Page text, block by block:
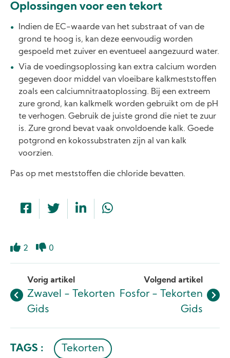
Oplossingen voor een tekort
Indien de EC-waarde van het substraat of van de
grond te hoog is, kan deze eenvoudig worden
gespoeld met zuiver en eventueel aangezuurd water.
Via de voedingsoplossing kan extra calcium worden
gegeven door middel van vloeibare kalkmeststoffen
zoals een calciumnitraatoplossing. Bij een extreem
zure grond, kan kalkmelk worden gebruikt om de pH
te verhogen. Gebruik de juiste grond die niet te zuur
is. Zure grond bevat vaak onvoldoende kalk. Goede
potgrond en kokossubstraten zijn al van kalk
voorzien.
Pas op met meststoffen die chloride bevatten.
2 0
Vorig artikel
Zwavel - Tekorten
Gids
Volgend artikel
Fosfor - Tekorten
Gids
TAGS : Tekorten